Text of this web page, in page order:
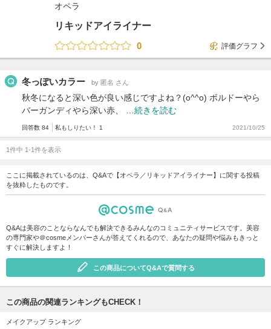
オペラ
リキッドアイライナー
0
評価グラフ
冬っぽいカラー by 匿名 さん
秋冬になると深い色が良い感じですよね？(o^^o) ボルドーやら
バーガンディやら深い赤、 … 続きを読む
回答数 84 私もしりたい！ 1 2021/10/25
1件中 1-1件を表示
ここに掲載されているのは、Q&Aで【オペラ／リキッドアイライナー】に関する投稿
を抜粋したものです。
Q&Aは美容のことならなんでも解決できるみんなのコミュニティサービスです。美容
の専門家や＠cosmeメンバーさんが答えてくれるので、あなたの疑問や悩みもきっと
すぐに解決しますよ！
この商品についてQ&Aで質問する
この商品の関連ランキングもCHECK！
メイクアップ ランキング